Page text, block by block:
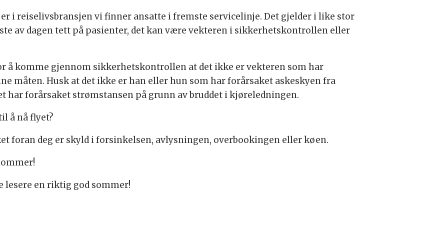
i reiselivsbransjen vi finner ansatte i fremste servicelinje. Det gjelder i like stor
av dagen tett på pasienter, det kan være vekteren i sikkerhetskontrollen eller
å komme gjennom sikkerhetskontrollen at det ikke er vekteren som har
måten. Husk at det ikke er han eller hun som har forårsaket askeskyen fra
har forårsaket strømstansen på grunn av bruddet i kjøreledningen.
å nå flyet?
foran deg er skyld i forsinkelsen, avlysningen, overbookingen eller køen.
lesere en riktig god sommer!